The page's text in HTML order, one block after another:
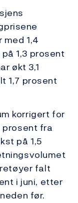
1,4
1,3 prosent
økt 3,1
1,7 prosent
korrigert for
prosent fra
på 1,5
falt
i juni, etter
før.